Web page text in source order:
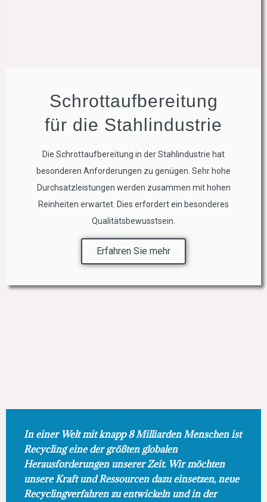
Schrottaufbereitung
für die Stahlindustrie
Die Schrottaufbereitung in der Stahlindustrie hat
besonderen Anforderungen zu genügen. Sehr hohe
Durchsatzleistungen werden zusammen mit hohen
Reinheiten erwartet. Dies erfordert ein besonderes
Qualitätsbewusstsein.
Erfahren Sie mehr
In einer Welt mit knapp 8 Milliarden Menschen ist
Recycling eine der größten globalen
Herausforderungen unserer Zeit. Wir möchten
unsere Kraft und Ressourcen dazu einsetzen, neue
Recyclingverfahren zu entwickeln und in der